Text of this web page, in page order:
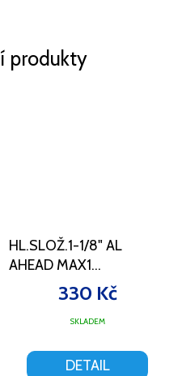
produkty
HL.SLOŽ.1-1/8" AL
AHEAD MAX1
ČERNÉ,LOŽISKA
SKLADEM
330 Kč
DETAIL